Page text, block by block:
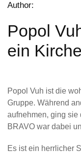
Author:
Popol
ein Kirche
Popol Vuh ist die
Gruppe. Während
aufnehmen, ging sie
BRAVO war dabei
Es ist ein herrlicher